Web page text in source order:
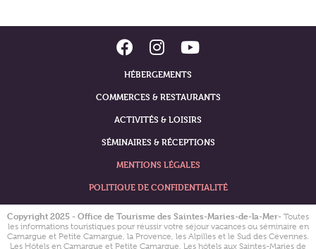
HÉBERGEMENTS
COMMERCES & RESTAURANTS
ACTIVITÉS & LOISIRS
SÉMINAIRES & RÉCEPTIONS
MENTIONS LÉGALES
POLITIQUE DE CONFIDENTIALITÉ
Copyright 2025 - Office de Tourisme des Saintes-Maries-de-la-Mer- Toutes
les informations touristiques pour réussir votre séjour vacances ou séminaire en
Camargue et Petite Camargue, la Provence, les Alpilles et le Sud des Cévennes.
Les Hôtels en Camargue et Petite Camargue, Les hôtels aux Saintes-Maries de